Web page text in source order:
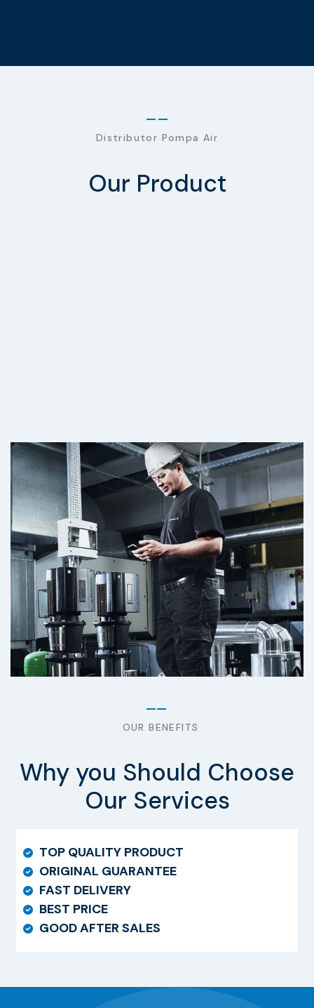
Distributor Pompa Air
Our Product
OUR BENEFITS
Why you Should Choose
Our Services
TOP QUALITY PRODUCT
ORIGINAL GUARANTEE
FAST DELIVERY
BEST PRICE
GOOD AFTER SALES